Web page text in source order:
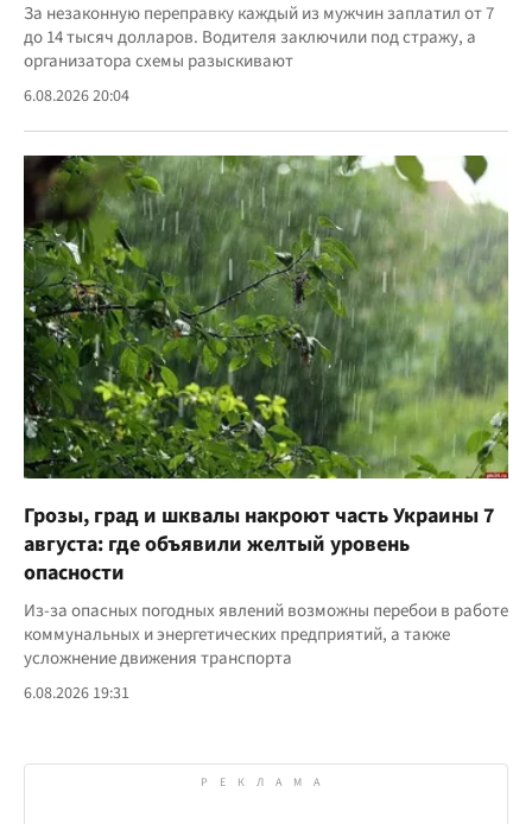
За незаконную переправку каждый из мужчин заплатил от 7
до 14 тысяч долларов. Водителя заключили под стражу, а
организатора схемы разыскивают
6.08.2026 20:04
Грозы, град и шквалы накроют часть Украины 7
августа: где объявили желтый уровень
опасности
Из-за опасных погодных явлений возможны перебои в работе
коммунальных и энергетических предприятий, а также
усложнение движения транспорта
6.08.2026 19:31